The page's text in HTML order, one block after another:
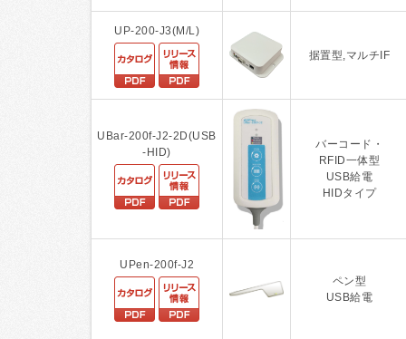
UP-200-J3(M/L)
据置型,マルチIF
UBar-200f-J2-2D(USB
-HID)
バーコード・
RFID一体型
USB給電
HIDタイプ
UPen-200f-J2
ペン型
USB給電